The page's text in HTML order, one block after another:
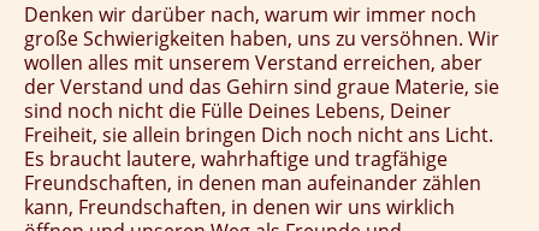
Denken wir darüber nach, warum wir immer noch
große Schwierigkeiten haben, uns zu versöhnen. Wir
wollen alles mit unserem Verstand erreichen, aber
der Verstand und das Gehirn sind graue Materie, sie
sind noch nicht die Fülle Deines Lebens, Deiner
Freiheit, sie allein bringen Dich noch nicht ans Licht.
Es braucht lautere, wahrhaftige und tragfähige
Freundschaften, in denen man aufeinander zählen
kann, Freundschaften, in denen wir uns wirklich